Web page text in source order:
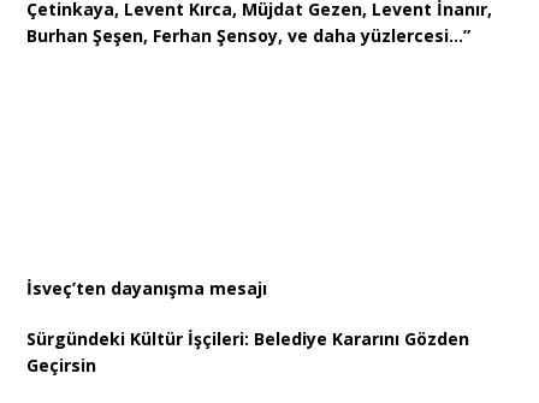
Çetinkaya, Levent Kırca, Müjdat Gezen, Levent İnanır,
Burhan Şeşen, Ferhan Şensoy, ve daha yüzlercesi…”
İsveç’ten dayanışma mesajı
Sürgündeki Kültür İşçileri: Belediye Kararını Gözden
Geçirsin